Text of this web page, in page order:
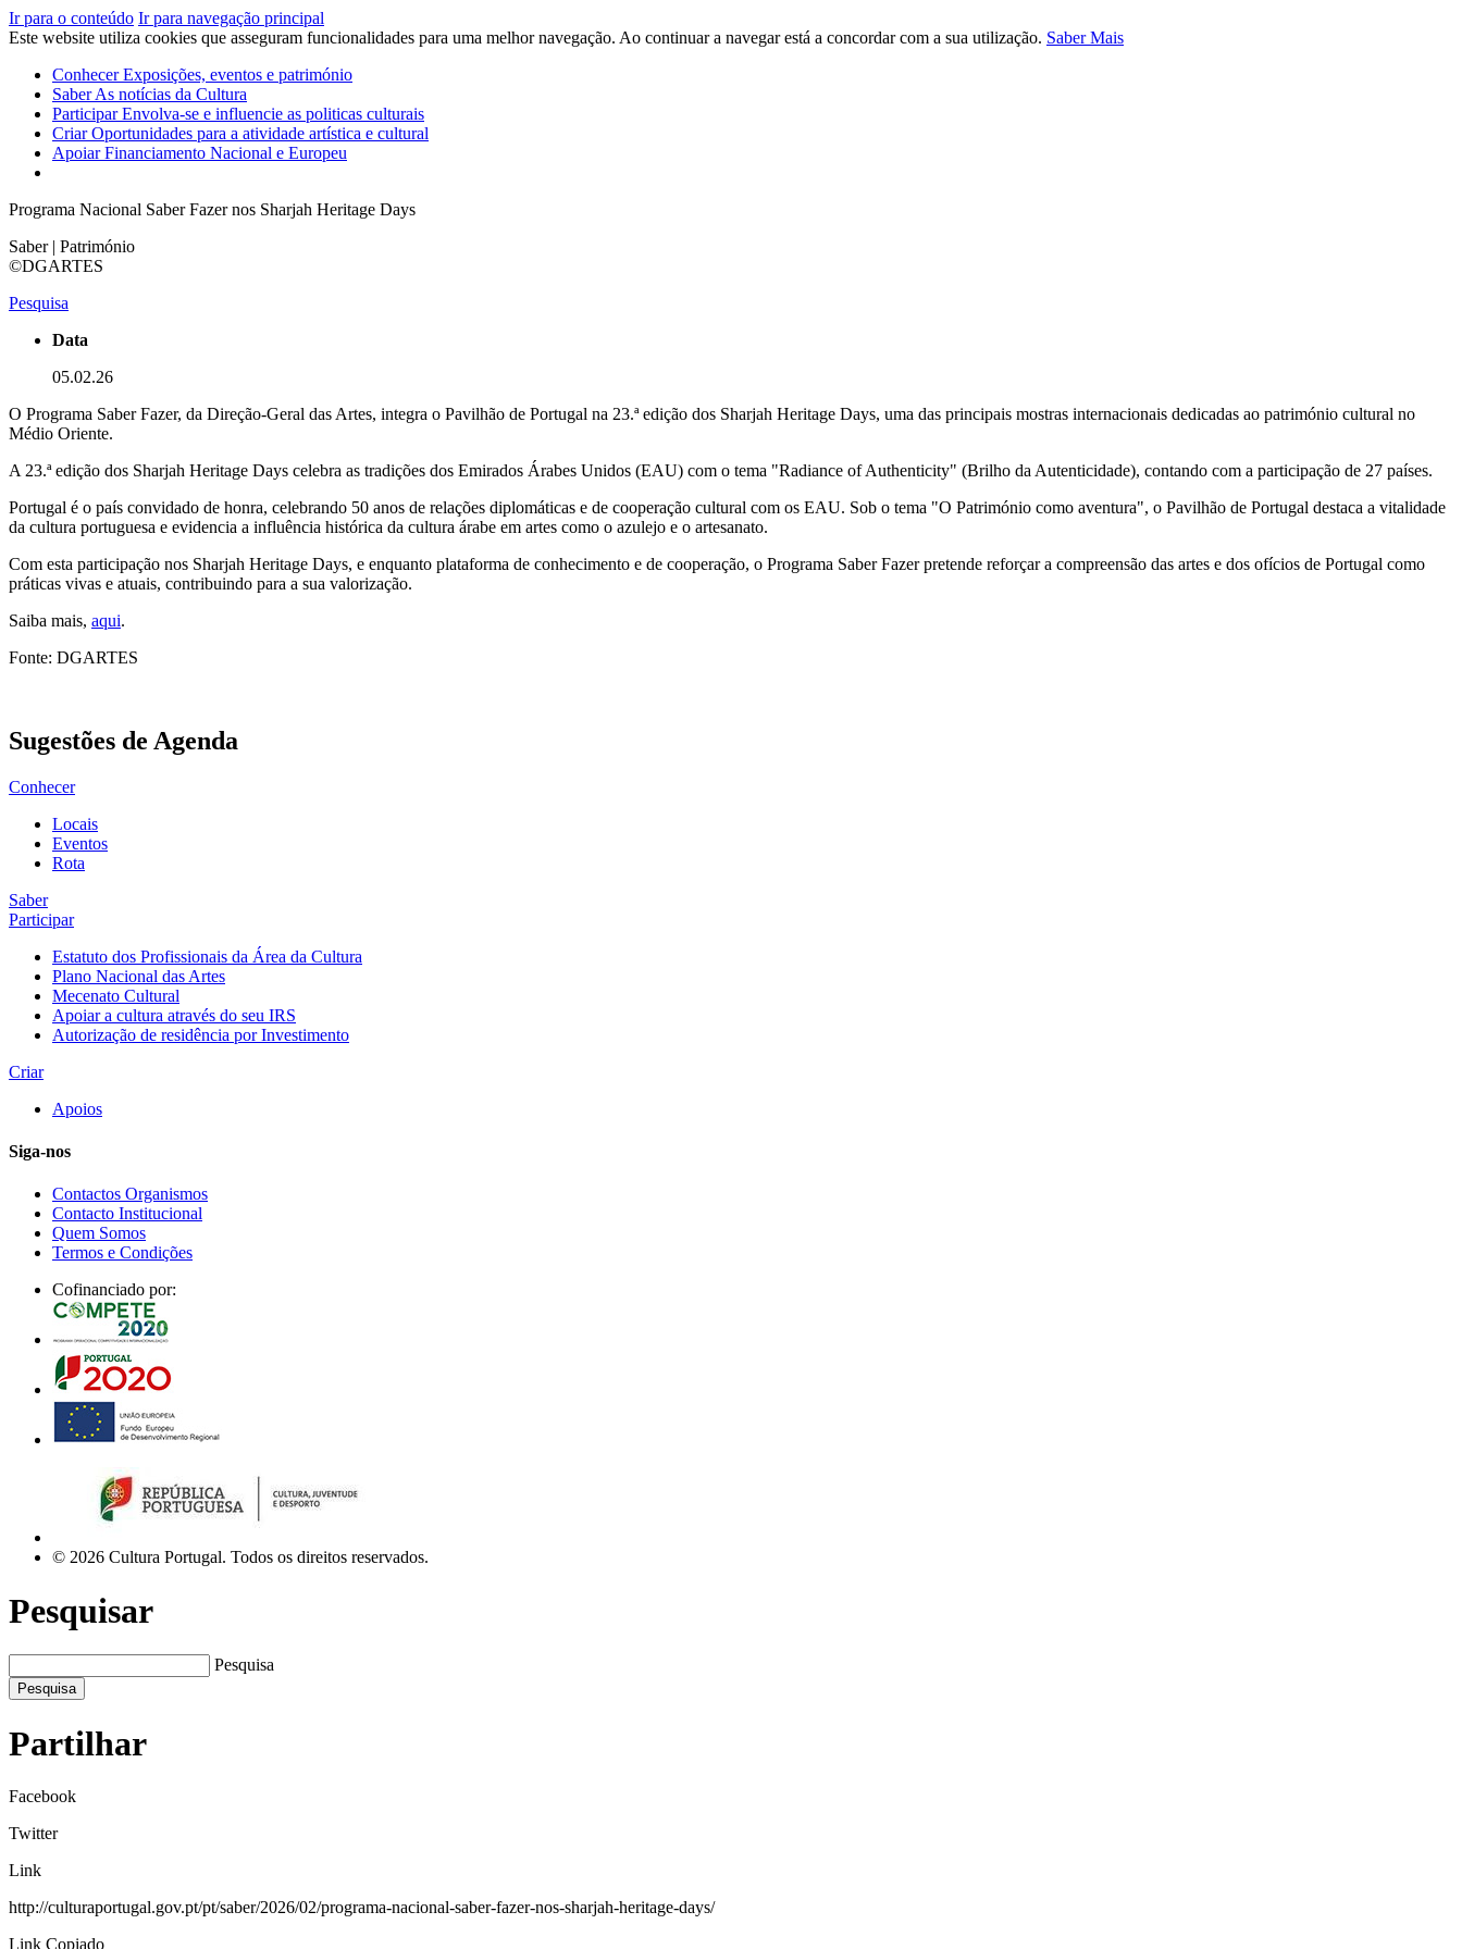
Ir para o conteúdo Ir para navegação principal
Este website utiliza cookies que asseguram funcionalidades para uma melhor navegação. Ao continuar a navegar está a concordar com a sua utilização. Saber Mais
ConhecerExposições, eventos e património
SaberAs notícias da Cultura
ParticiparEnvolva-se e influencie as politicas culturais
CriarOportunidades para a atividade artística e cultural
ApoiarFinanciamento Nacional e Europeu
Programa Nacional Saber Fazer nos Sharjah Heritage Days
Saber | Património
©DGARTES
Pesquisa
Data
05.02.26
O Programa Saber Fazer, da Direção-Geral das Artes, integra o Pavilhão de Portugal na 23.ª edição dos Sharjah Heritage Days, uma das principais mostras internacionais dedicadas ao património cultural no
Médio Oriente.
A 23.ª edição dos Sharjah Heritage Days celebra as tradições dos Emirados Árabes Unidos (EAU) com o tema "Radiance of Authenticity" (Brilho da Autenticidade), contando com a participação de 27 países.
Portugal é o país convidado de honra, celebrando 50 anos de relações diplomáticas e de cooperação cultural com os EAU. Sob o tema "O Património como aventura", o Pavilhão de Portugal destaca a vitalidade
da cultura portuguesa e evidencia a influência histórica da cultura árabe em artes como o azulejo e o artesanato.
Com esta participação nos Sharjah Heritage Days, e enquanto plataforma de conhecimento e de cooperação, o Programa Saber Fazer pretende reforçar a compreensão das artes e dos ofícios de Portugal como
práticas vivas e atuais, contribuindo para a sua valorização.
Saiba mais, aqui.
Fonte: DGARTES
Sugestões de Agenda
Conhecer
Locais
Eventos
Rota
Saber
Participar
Estatuto dos Profissionais da Área da Cultura
Plano Nacional das Artes
Mecenato Cultural
Apoiar a cultura através do seu IRS
Autorização de residência por Investimento
Criar
Apoios
Siga-nos
Contactos Organismos
Contacto Institucional
Quem Somos
Termos e Condições
Cofinanciado por:
© 2026 Cultura Portugal. Todos os direitos reservados.
Pesquisar
Pesquisa
Pesquisa
Partilhar
Facebook
Twitter
Link
http://culturaportugal.gov.pt/pt/saber/2026/02/programa-nacional-saber-fazer-nos-sharjah-heritage-days/
Link Copiado